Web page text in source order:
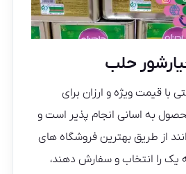
حلب
با قیمت ویژه و ارزان برای
به اسانی انجام پذیر است و
از طریق بهترین فروشگاه های
یک را انتخاب و سفارش دهند،